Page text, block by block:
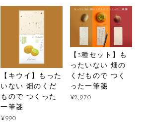
【キウイ】もった
いない 畑のくだ
もので つくった
一筆箋
¥990
【3種セット】も
ったいない 畑の
くだもので つく
った一筆箋
¥2,970